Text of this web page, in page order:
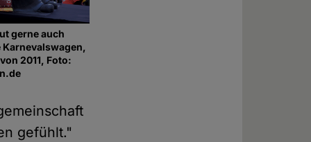
gerne auch
2011, Foto:
gefühlt."